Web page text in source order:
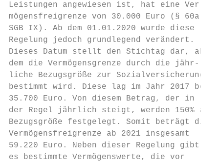
Leistungen angewiesen ist, hat eine
mögensfreigrenze von 30.000 Euro (§
SGB IX). Ab dem 01.01.2020 wurde diese
Regelung jedoch grundlegend verändert.
Dieses Datum stellt den Stichtag dar, ab
dem die Vermögensgrenze durch die jähr-
liche Bezugsgröße zur
bestimmt wird. Diese lag im Jahr 2017 bei
35.700 Euro. Von diesem Betrag, der in
der Regel jährlich steigt, werden 150%
Bezugsgröße festgelegt. Somit beträgt
Vermögensfreigrenze ab 2021 insgesamt
59.220 Euro. Neben dieser Regelung gibt
es bestimmte Vermögenswerte, die vor